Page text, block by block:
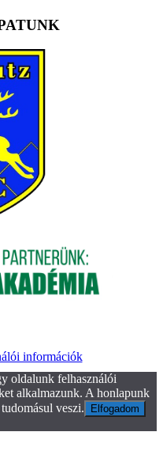
oldalunk felhasználói
alkalmazunk. A honlapunk
veszi.
Elfogadom